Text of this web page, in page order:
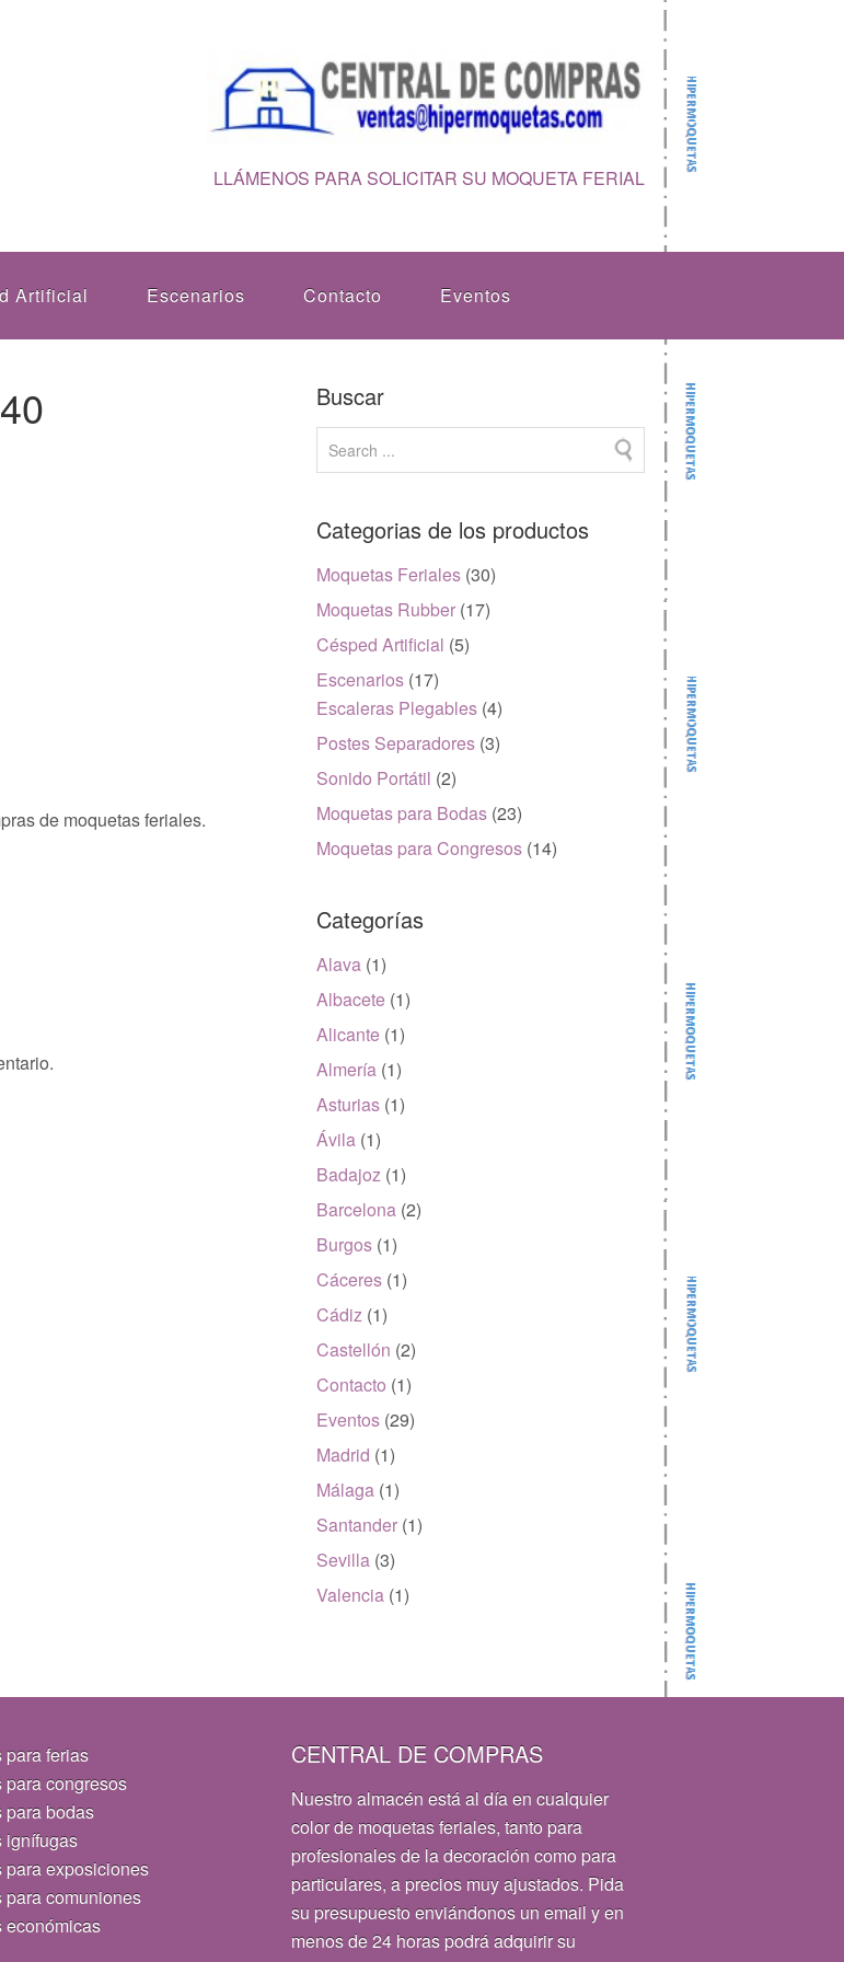
LLÁMENOS PARA SOLICITAR SU MOQUETA FERIAL
Artificial Escenarios Contacto Eventos
de moquetas feriales.
Buscar
Categorias de los productos
Moquetas Feriales (30)
Moquetas Rubber (17)
Césped Artificial (5)
Escenarios (17)
Escaleras Plegables (4)
Postes Separadores (3)
Sonido Portátil (2)
Moquetas para Bodas (23)
Moquetas para Congresos (14)
Categorías
Alava (1)
Albacete (1)
Alicante (1)
Almería (1)
Asturias (1)
Ávila (1)
Badajoz (1)
Barcelona (2)
Burgos (1)
Cáceres (1)
Cádiz (1)
Castellón (2)
Contacto (1)
Eventos (29)
Madrid (1)
Málaga (1)
Santander (1)
Sevilla (3)
Valencia (1)
para ferias
para congresos
para bodas
ignífugas
para exposiciones
para comuniones
económicas
CENTRAL DE COMPRAS
Nuestro almacén está al día en cualquier
color de moquetas feriales, tanto para
profesionales de la decoración como para
particulares, a precios muy ajustados. Pida
su presupuesto enviándonos un email y en
menos de 24 horas podrá adquirir su